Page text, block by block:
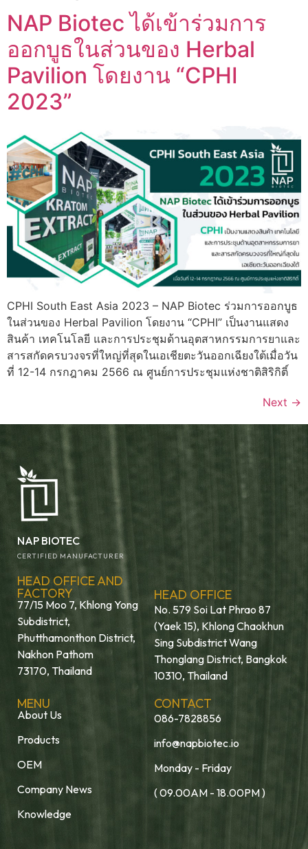
NAP Biotec ได้เข้าร่วมการ
ออกบูธในส่วนของ Herbal
Pavilion โดยงาน “CPHI
2023”
CPHI South East Asia 2023 – NAP Biotec ร่วมการออกบูธ
ในส่วนของ Herbal Pavilion โดยงาน “CPHI” เป็นงานแสดง
สินค้า เทคโนโลยี และการประชุมด้านอุตสาหกรรมการยาและ
สารสกัดครบวงจรที่ใหญ่ที่สุดในเอเชียตะวันออกเฉียงใต้เมื่อวัน
ที่ 12-14 กรกฎาคม 2566 ณ ศูนย์การประชุมแห่งชาติสิริกิติ์
Next →
NAP BIOTEC
CERTIFIED MANUFACTURER
HEAD OFFICE AND
FACTORY
77/15 Moo 7, Khlong Yong
Subdistrict,
Phutthamonthon District,
Nakhon Pathom
73170, Thailand
HEAD OFFICE
No. 579 Soi Lat Phrao 87
(Yaek 15), Khlong Chaokhun
Sing Subdistrict Wang
Thonglang District, Bangkok
10310, Thailand
MENU
About Us
Products
OEM
Company News
Knowledge
CONTACT
086-7828856
info@napbiotec.io
Monday - Friday
( 09.00AM - 18.00PM )